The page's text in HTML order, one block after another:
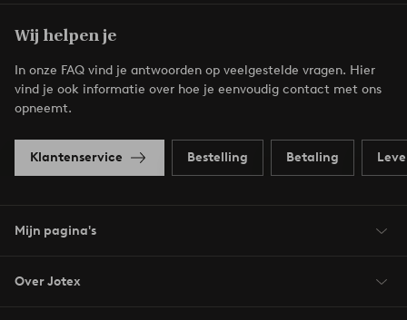
Wij helpen je
In onze FAQ vind je antwoorden op veelgestelde vragen. Hier
vind je ook informatie over hoe je eenvoudig contact met ons
opneemt.
Klantenservice Bestelling Betaling
Mijn pagina's
Over Jotex